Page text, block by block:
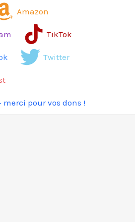
Amazon
TikTok
Twitter
merci pour vos dons !